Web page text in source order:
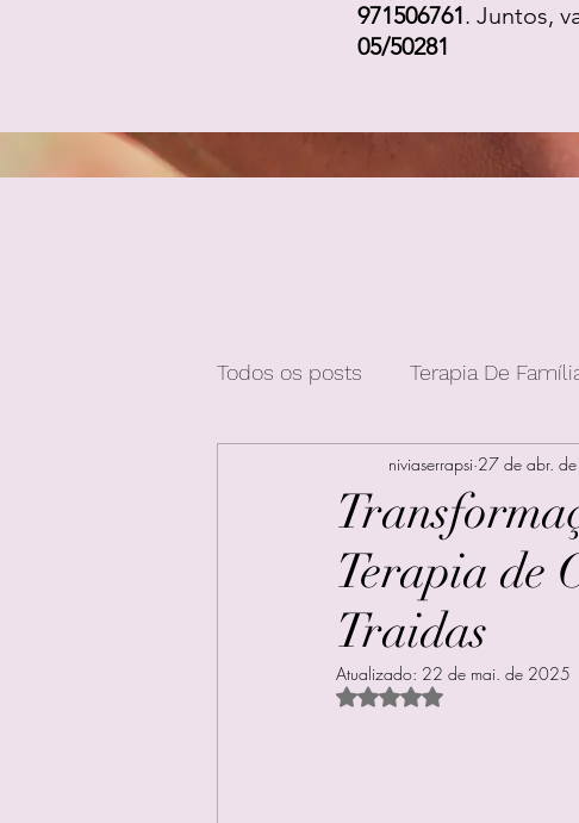
971506761. Juntos,
05/50281
Todos os posts Terapia De
Terapia de
Traidas
niviaserrapsi 27 de abr.
Atualizado: 22 de mai. de 2025
Avaliado com NaN de 5